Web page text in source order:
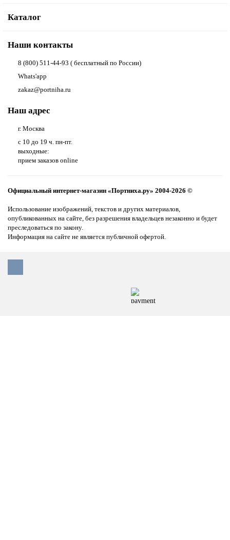
Каталог
Наши контакты
8 (800) 511-44-93 ( бесплатный по России)
Whats'app
zakaz@portniha.ru
Наш адрес
г. Москва
с 10 до 19 ч. пн-пт.
выходные:
прием заказов online
Официальный интернет-магазин «Портниха.ру» 2004-2026 ©
Использование изображений, текстов и других материалов,
опубликованных на сайте, без разрешения владельцев незаконно и будет
преследоваться по закону.
Информация на сайте не является публичной офертой.